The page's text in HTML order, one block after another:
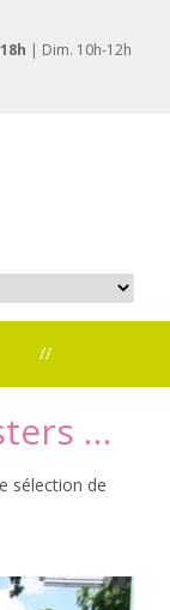
| Dim. 10h-12h
//
…
sélection de